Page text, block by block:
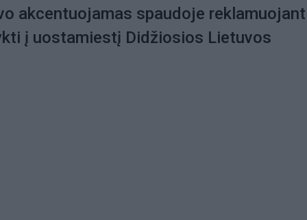
akcentuojamas spaudoje
į uostamiestį Didžiosios Lietuvos